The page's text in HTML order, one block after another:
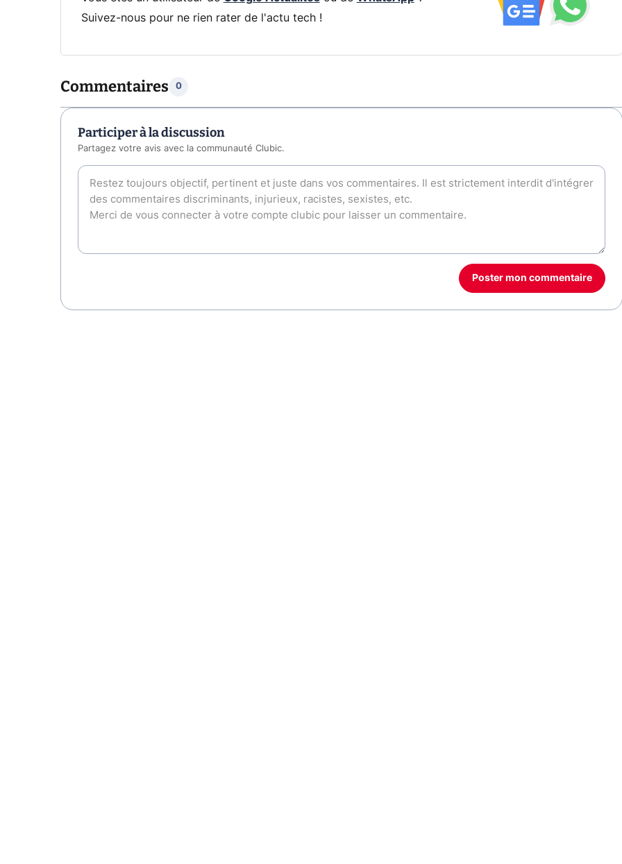
Suivez-nous pour ne rien rater de l'actu tech !
Commentaires 0
Participer à la discussion
Partagez votre avis avec la communauté Clubic.
Poster mon commentaire